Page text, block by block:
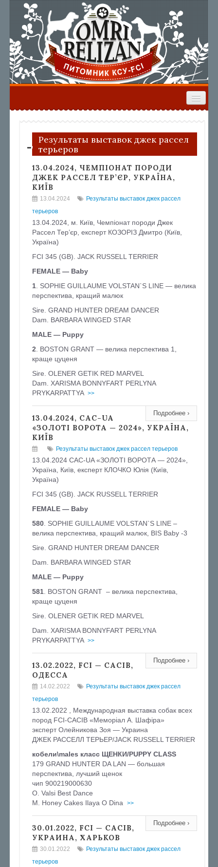
ВЫПУСКНИКИ РЕЗУЛЬТАТЫ ВЫСТАВОК
ФОРУМ
Результаты выставок джек рассел
терьеров
13.04.2024, ЧЕМПІОНАТ ПОРОДИ
ДЖЕК РАССЕЛ ТЕР’ЄР, УКРАЇНА,
КИЇВ
13.04.2024
Результаты выставок джек рассел
терьеров
13.04.2024, м. Київ, Чемпіонат породи Джек
Рассел Тер’єр, експерт КОЗОРІЗ Дмитро (Київ,
Україна)
FCI 345 (GB). JACK RUSSELL TERRIER
FEMALE — Baby
1 . SOPHIE GUILLAUME VOLSTAN`S LINE — велика
перспектива, кращий малюк
Sire. GRAND HUNTER DREAM DANCER
Dam. BARBARA WINGED STAR
MALE — Puppy
2 . BOSTON GRANT — велика перспектива 1,
краще цуценя
Sire. OLENER GETIK RED MARVEL
Dam. XARISMA BONNYFART PERLYNA
PRYKARPATTYA >>
Подробнее ›
13.04.2024, CAC-UA
«ЗОЛОТІ ВОРОТА — 2024», УКРАЇНА,
КИЇВ
Результаты выставок джек рассел терьеров
13.04.2024 CAC-UA «ЗОЛОТІ ВОРОТА — 2024»,
Україна, Київ, експерт КЛОЧКО Юлія (Київ,
Україна)
FCI 345 (GB). JACK RUSSELL TERRIER
FEMALE — Baby
580 . SOPHIE GUILLAUME VOLSTAN`S LINE –
велика перспектива, кращий малюк, BIS Baby -3
Sire. GRAND HUNTER DREAM DANCER
Dam. BARBARA WINGED STAR
MALE — Puppy
581 . BOSTON GRANT – велика перспектива,
краще цуценя
Sire. OLENER GETIK RED MARVEL
Dam. XARISMA BONNYFART PERLYNA
PRYKARPATTYA >>
Подробнее ›
13.02.2022, FCI — CACIB,
ОДЕССА
14.02.2022
Результаты выставок джек рассел
терьеров
13.02.2022 , Международная выставка собак всех
пород FCI-CACIB «Меморіал А. Шафіра»
эксперт Олейникова Зоя — Украина
ДЖЕК РАССЕЛЛ ТЕРЬЕР/JACK RUSSELL TERRIER
кобели\males класс ЩЕНКИ/PUPPY CLASS
179 GRAND HUNTER DA LAN — большая
перспектива, лучший щенок
чип 900219000630
O. Valsi Best Dance
M. Honey Cakes Ilaya O Dina
>>
Подробнее ›
30.01.2022, FCI — CACIB,
УКРАИНА, ХАРЬКОВ
30.01.2022
Результаты выставок джек рассел
терьеров